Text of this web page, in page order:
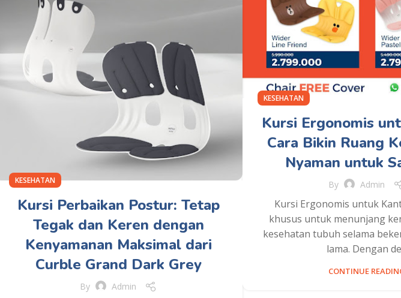
KESEHATAN
Kursi Ergonomis
Cara Bikin Ruang
Nyaman untuk
By Admin
Kursi Ergonomis untuk
khusus untuk menunjang
kesehatan tubuh selama
lama. Dengan
CONTINUE
KESEHATAN
Kursi Perbaikan Postur: Tetap
Tegak dan Keren dengan
Kenyamanan Maksimal dari
Curble Grand Dark Grey
By Admin